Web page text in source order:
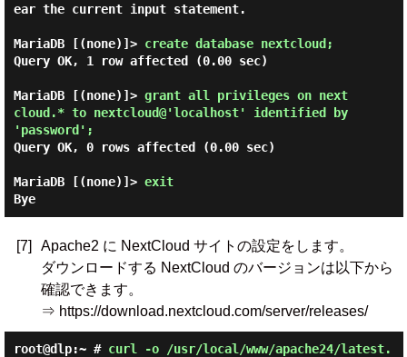
ear the current input statement.
MariaDB [(none)]> create database nextcloud;
Query OK, 1 row affected (0.00 sec)
MariaDB [(none)]> grant all privileges on next
cloud.* to nextcloud@'localhost' identified by
'password';
Query OK, 0 rows affected (0.00 sec)
MariaDB [(none)]> exit
Bye
[7]
Apache2 に NextCloud サイトの設定をします。
ダウンロードする NextCloud のバージョンは以下から
確認できます。
⇒ https://download.nextcloud.com/server/releases/
root@dlp:~ # curl -o /usr/local/www/apache24/latest.